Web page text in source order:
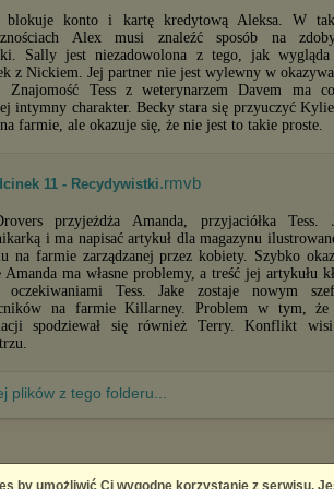
blokuje konto i kartę kredytową Aleksa. W
Alex musi znaleźć sposób na
Sally jest niezadowolona z tego, jak
z Nickiem. Jej partner nie jest wylewny w
Znajomość Tess z weterynarzem Davem ma
intymny charakter. Becky stara się przyuczyć
farmie, ale okazuje się, że nie jest to takie proste.
11 - Recydywistki.rmvb
przyjeżdża Amanda, przyjaciółka Tess.
i ma napisać artykuł dla magazynu
na farmie zarządzanej przez kobiety. Szybko
Amanda ma własne problemy, a treść jej artykułu
Tess. Jake zostaje nowym
na farmie Killarney. Problem w tym, że
spodziewał się również Terry. Konflikt
plików z tego folderu...
by umożliwić Ci wygodne korzystanie z serwisu.